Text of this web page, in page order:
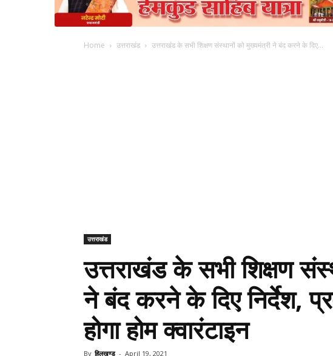
Home उत्तराखंड उत्तराखंड के सभी शिक्षण संस्थानों को मुख्यमंत्री ने बंद करने के दिए...
उत्तराखंड
उत्तराखंड के सभी शिक्षण
ने बंद करने के दिए निर्देश,
होगा होम क्वारंटाइन
By हिलखण्ड - April 19, 2021